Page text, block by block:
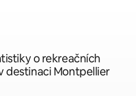
o rekreačních
destinaci Montpellier